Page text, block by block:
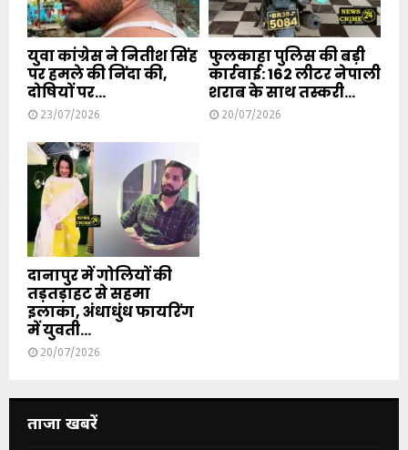
युवा कांग्रेस ने नितीश सिंह
पर हमले की निंदा की,
दोषियों पर...
23/07/2026
फुलकाहा पुलिस की बड़ी
कार्रवाई: 162 लीटर नेपाली
शराब के साथ तस्करी...
20/07/2026
दानापुर में गोलियों की
तड़तड़ाहट से सहमा
इलाका, अंधाधुंध फायरिंग
में युवती...
20/07/2026
ताजा खबरें